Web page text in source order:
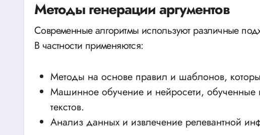
Методы генерации аргументов
Современные алгоритмы используют различные
В частности применяются:
Методы на основе правил и шаблонов,
Машинное обучение и нейросети,
текстов.
Анализ данных и извлечение релевантной